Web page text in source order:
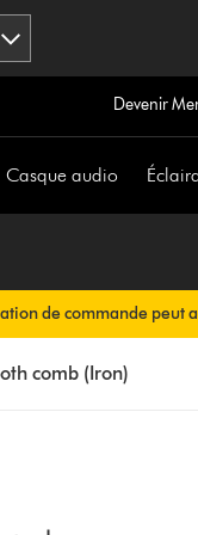
Devenir
Casque audio
de commande
sera envoyée
comb (Iron)